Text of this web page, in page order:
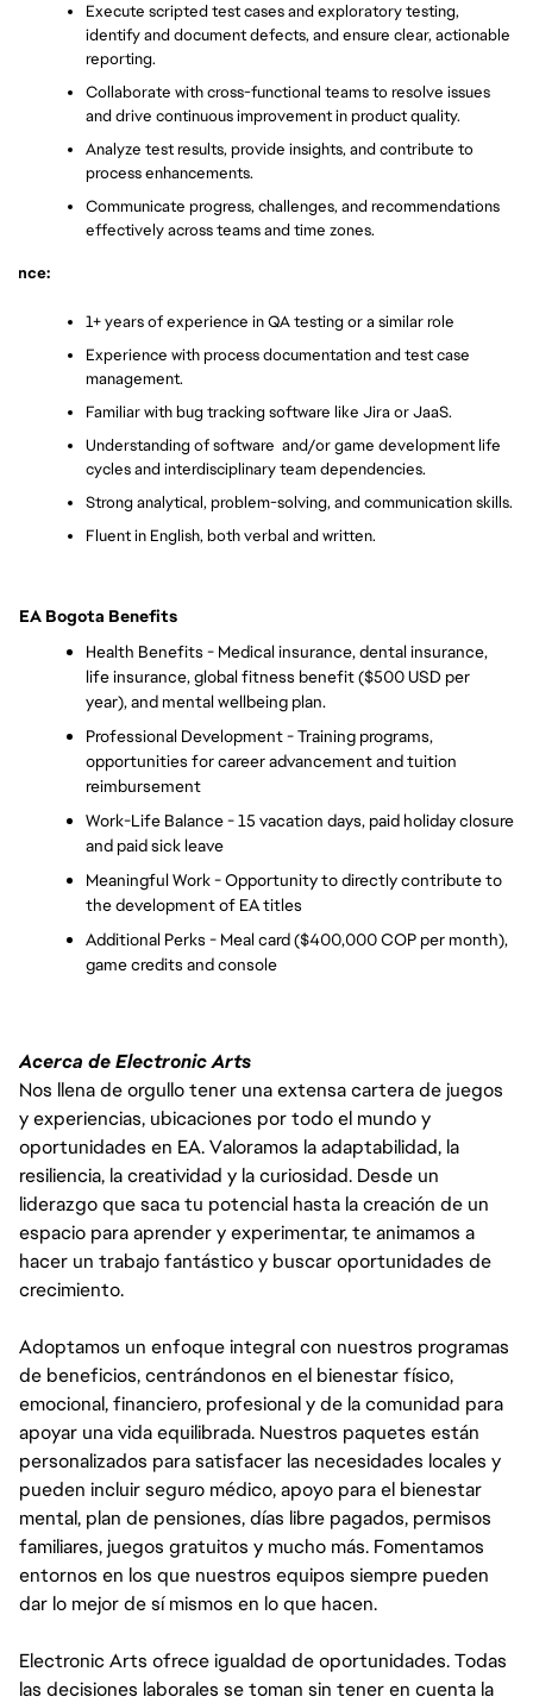
Execute scripted test cases and exploratory testing,
identify and document defects, and ensure clear, actionable
reporting.
Collaborate with cross-functional teams to resolve issues
and drive continuous improvement in product quality.
Analyze test results, provide insights, and contribute to
process enhancements.
Communicate progress, challenges, and recommendations
effectively across teams and time zones.
1+ years of experience in QA testing or a similar role
Experience with process documentation and test case
management.
Familiar with bug tracking software like Jira or JaaS.
Understanding of software  and/or game development life
cycles and interdisciplinary team dependencies.
Strong analytical, problem-solving, and communication skills.
Fluent in English, both verbal and written.
EA Bogota Benefits
Health Benefits - Medical insurance, dental insurance,
life insurance, global fitness benefit ($500 USD per
year), and mental wellbeing plan.
Professional Development - Training programs,
opportunities for career advancement and tuition
reimbursement
Work-Life Balance - 15 vacation days, paid holiday closure
and paid sick leave
Meaningful Work - Opportunity to directly contribute to
the development of EA titles
Additional Perks - Meal card ($400,000 COP per month),
game credits and console
Acerca de Electronic Arts
Nos llena de orgullo tener una extensa cartera de juegos
y experiencias, ubicaciones por todo el mundo y
oportunidades en EA. Valoramos la adaptabilidad, la
resiliencia, la creatividad y la curiosidad. Desde un
liderazgo que saca tu potencial hasta la creación de un
espacio para aprender y experimentar, te animamos a
hacer un trabajo fantástico y buscar oportunidades de
crecimiento.
Adoptamos un enfoque integral con nuestros programas
de beneficios, centrándonos en el bienestar físico,
emocional, financiero, profesional y de la comunidad para
apoyar una vida equilibrada. Nuestros paquetes están
personalizados para satisfacer las necesidades locales y
pueden incluir seguro médico, apoyo para el bienestar
mental, plan de pensiones, días libre pagados, permisos
familiares, juegos gratuitos y mucho más. Fomentamos
entornos en los que nuestros equipos siempre pueden
dar lo mejor de sí mismos en lo que hacen.
Electronic Arts ofrece igualdad de oportunidades. Todas
las decisiones laborales se toman sin tener en cuenta la